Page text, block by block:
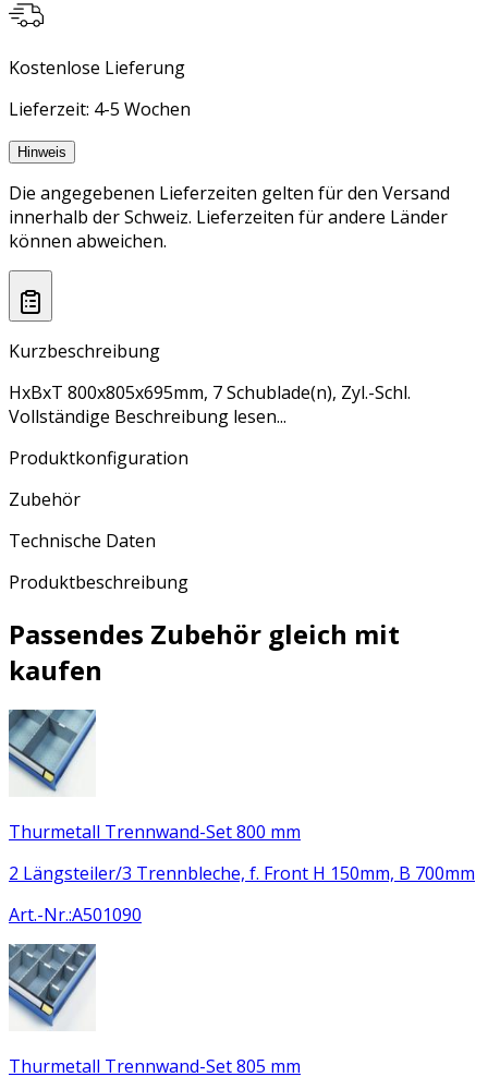
Kostenlose Lieferung
Lieferzeit: 4-5 Wochen
Hinweis
Die angegebenen Lieferzeiten gelten für den Versand
innerhalb der Schweiz. Lieferzeiten für andere Länder
können abweichen.
Kurzbeschreibung
HxBxT 800x805x695mm, 7 Schublade(n), Zyl.-Schl.
Vollständige Beschreibung lesen...
Produktkonfiguration
Zubehör
Technische Daten
Produktbeschreibung
Passendes Zubehör gleich mit
kaufen
Thurmetall Trennwand-Set 800 mm
2 Längsteiler/3 Trennbleche, f. Front H 150mm, B 700mm
Art.-Nr.:A501090
Thurmetall Trennwand-Set 805 mm